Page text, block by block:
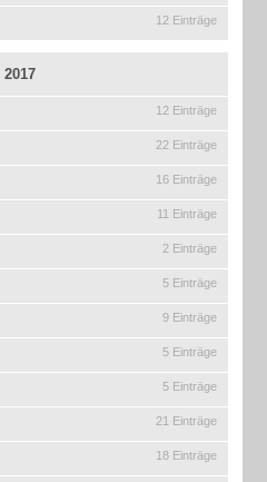
12 Einträge
2017
12 Einträge
22 Einträge
16 Einträge
11 Einträge
2 Einträge
5 Einträge
9 Einträge
5 Einträge
5 Einträge
21 Einträge
18 Einträge